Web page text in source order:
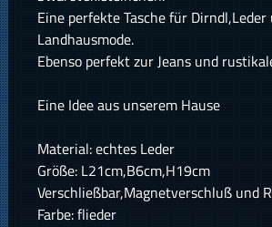
Eine perfekte Tasche für Dirndl,Leder
Landhausmode.
Ebenso perfekt zur Jeans und
Eine Idee aus unserem Hause
Material: echtes Leder
Größe: L21cm,B6cm,H19cm
Verschließbar,Magnetverschluß und
Farbe: flieder